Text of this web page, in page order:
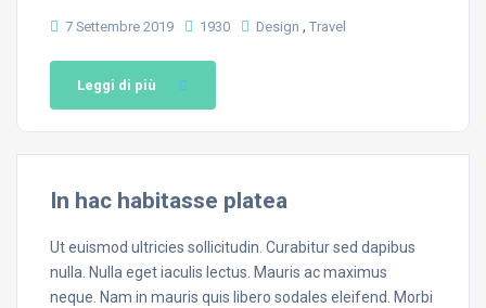
7 Settembre 2019 1930 Design , Travel
Leggi di più
In hac habitasse platea
Ut euismod ultricies sollicitudin. Curabitur sed dapibus
nulla. Nulla eget iaculis lectus. Mauris ac maximus
neque. Nam in mauris quis libero sodales eleifend. Morbi